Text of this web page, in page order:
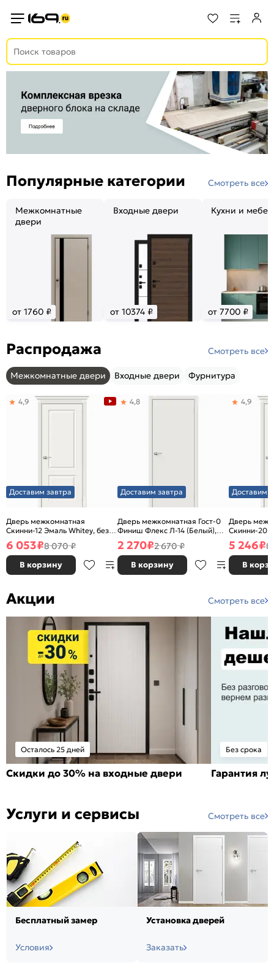
Популярные категории Смотреть все
Межкомнатные
двери
от 1760 ₽
Входные двери
от 10374 ₽
Кухни и
от 7700 ₽
Распродажа Смотреть все
Межкомнатные двери Входные двери Фурнитура
Доставим завтра
Дверь межкомнатная
Скинни-12 Эмаль Whitey, без
декора, глухая, без стекла,
без кромки, скиновая
4,9
6 053₽8 070 ₽
В корзину
Доставим завтра
Дверь межкомнатная Гост-0
Финиш Флекс Л-14 (Белый),
глухая, каркасно-щитовая
4,8
2 270₽2 670 ₽
В корзину
Доставим
Дверь
Скинни-20
декора,
без кромки,
4,9
5 246₽8
В
Акции Смотреть все
Осталось 25 дней
Скидки до 30% на входные двери
Без срока
Гарантия
Услуги и сервисы Смотреть все
Бесплатный замер
Условия
Установка дверей
Заказать